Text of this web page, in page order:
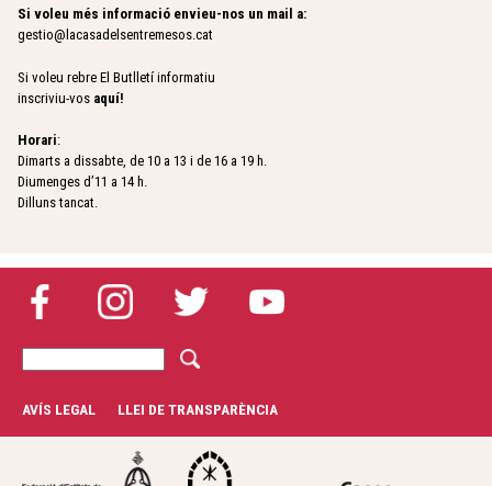
Si voleu més informació envieu-nos un mail a:
gestio@lacasadelsentremesos.cat
Si voleu rebre El Butlletí informatiu
inscriviu-vos aquí!
Horari:
Dimarts a dissabte, de 10 a 13 i de 16 a 19 h.
Diumenges d’11 a 14 h.
Dilluns tancat.
F
o
r
m
AVÍS LEGAL LLEI DE TRANSPARÈNCIA